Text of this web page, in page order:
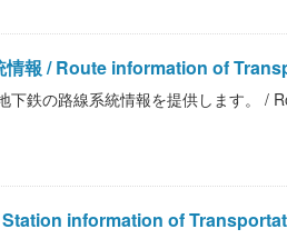
情報 / Route information of
下鉄の路線系統情報を提供します。 /
Station information of